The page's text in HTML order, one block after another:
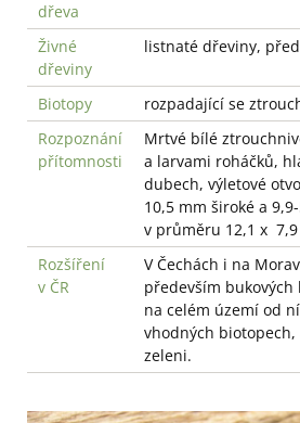
dřeva
Živné
dřeviny
listnaté dřeviny,
Biotopy
rozpadající se
Rozpoznání
přítomnosti
Mrtvé bílé
a larvami roháčků,
dubech, výletové
10,5 mm široké a
v průměru 12,1 x
Rozšíření
v ČR
V Čechách i na
především bukových
na celém území od
vhodných
zeleni.